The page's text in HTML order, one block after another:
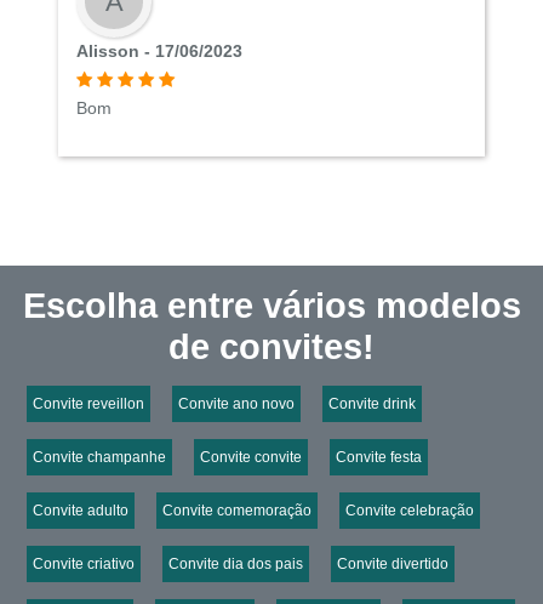
Alisson - 17/06/2023
Bom
Escolha entre vários modelos
de convites!
Convite reveillon Convite ano novo Convite drink
Convite champanhe Convite convite Convite festa
Convite adulto Convite comemoração Convite celebração
Convite criativo Convite dia dos pais Convite divertido